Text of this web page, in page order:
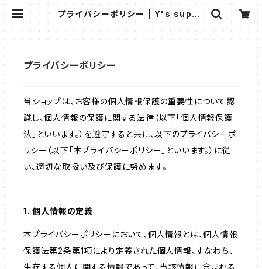
プライバシーポリシー | Y's suppo
プライバシーポリシー
当ショップは、お客様の個人情報保護の重要性について認
識し、個人情報の保護に関する法律（以下「個人情報保護
法」といいます。）を遵守すると共に、以下のプライバシーポ
リシー（以下「本プライバシーポリシー」といいます。）に従
い、適切な取扱い及び保護に努めます。
1. 個人情報の定義
本プライバシーポリシーにおいて、個人情報とは、個人情報
保護法第2条第1項により定義された個人情報、すなわち、